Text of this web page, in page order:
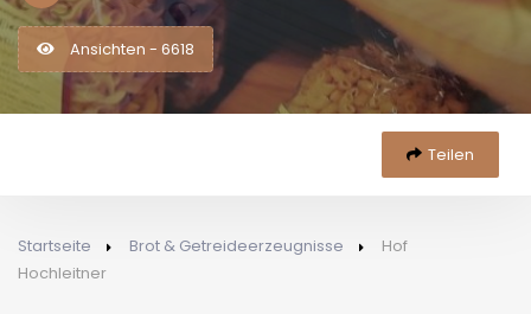
Ansichten - 6618
Teilen
Startseite Brot & Getreideerzeugnisse
Hof
Hochleitner